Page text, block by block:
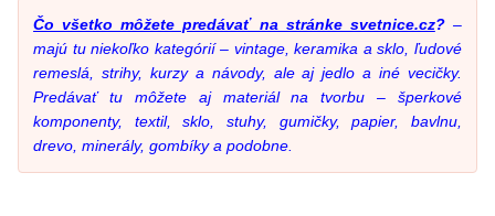
Čo všetko môžete predávať na stránke svetnice.cz?–
majú tu niekoľko kategórií – vintage, keramika a sklo, ľudové
remeslá, strihy, kurzy a návody, ale aj jedlo a iné vecičky.
Predávať tu môžete aj materiál na tvorbu – šperkové
komponenty, textil, sklo, stuhy, gumičky, papier, bavlnu,
drevo, minerály, gombíky a podobne.